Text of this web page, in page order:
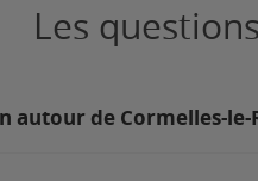
Les
de Cormelles-le-